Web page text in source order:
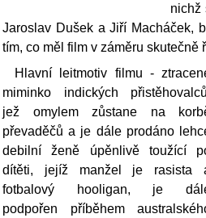
nichž
Jaroslav Dušek a Jiří Macháček,
tím, co měl film v záměru skutečně
Hlavní leitmotiv filmu -
miminko indických
jež omylem zůstane na
převaděčů a je dále prodáno
debilní ženě úpěnlivě toužící
dítěti, jejíž manžel je rasista
fotbalový hooligan, je
podpořen příběhem